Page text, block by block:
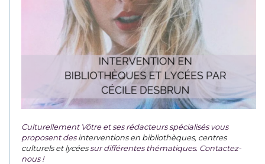
Culturellement Vôtre et ses rédacteurs spécialisés vous
proposent desinterventions en bibliothèques, centres
culturels et lycéessur différentes thématiques. Contactez-
nous !